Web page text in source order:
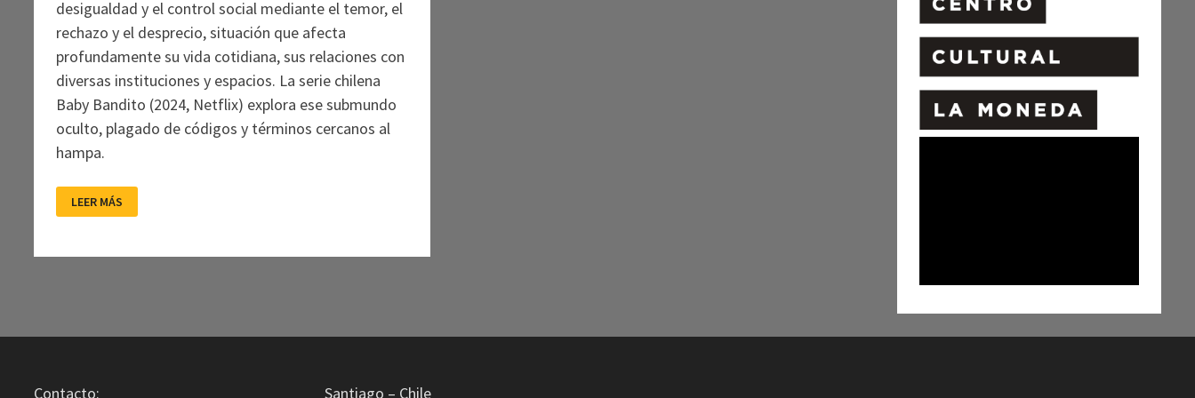
desigualdad y el control social mediante el temor, el
rechazo y el desprecio, situación que afecta
profundamente su vida cotidiana, sus relaciones con
diversas instituciones y espacios. La serie chilena
Baby Bandito (2024, Netflix) explora ese submundo
oculto, plagado de códigos y términos cercanos al
hampa.
FLAITE
CHILENO
PANTALLAS
LEER MÁS
Contacto: Santiago – Chile